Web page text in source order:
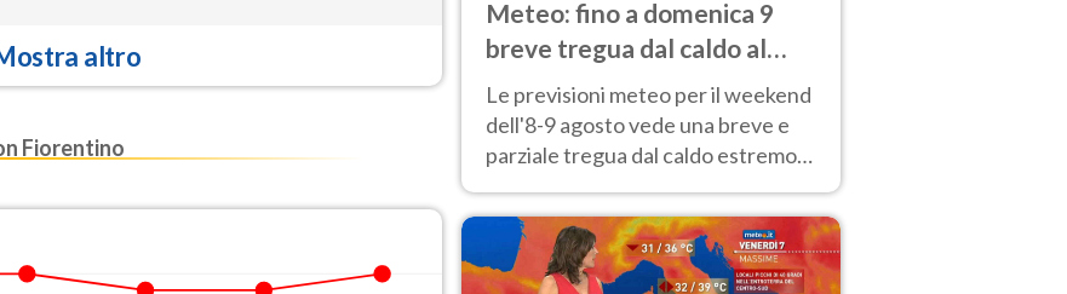
altro
Fiorentino
Meteo: fino a domenica 9
breve tregua dal caldo al
Nord! Altrove calura e afa
Le previsioni meteo per il weekend
dell'8-9 agosto vede una breve e
parziale tregua dal caldo estremo
40 gradi.